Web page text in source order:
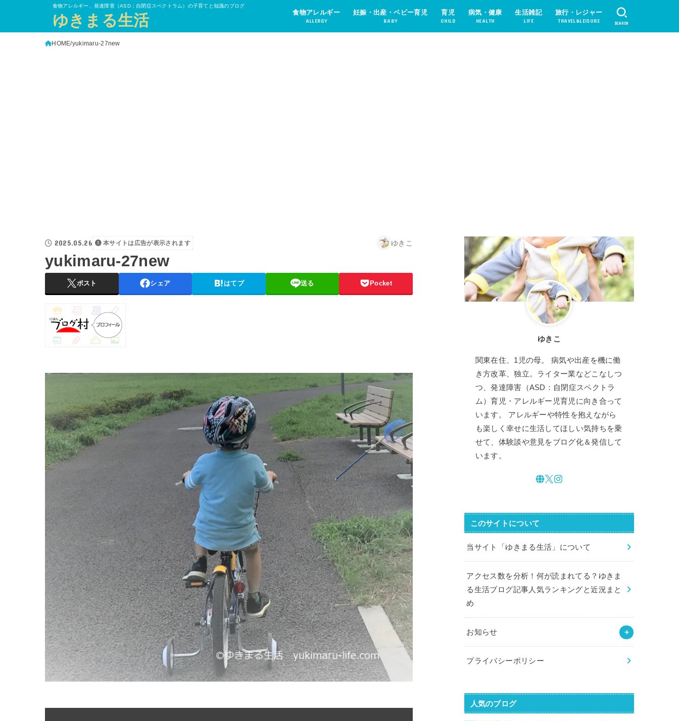
食物アレルギー、発達障害（ASD：自閉症スペクトラム）の子育てと知識のブログ
ゆきまる生活 食物アレルギー
ALLERGY
妊娠・出産・ベビー育児
BABY
育児
CHILD
病気・健康
HEALTH
生活雑記
LIFE
旅行・レジャー
TRAVEL&LEISURE SEARCH
HOME yukimaru-27new
2025.05.26 本サイトは広告が表示されます ゆきこ
yukimaru-27new
ポスト シェア はてブ 送る Pocket
ゆきこ
関東在住、1児の母。 病気や出産を機に働
き方改革、独立。ライター業などこなしつ
つ、発達障害（ASD：自閉症スペクトラ
ム）育児・アレルギー児育児に向き合って
います。 アレルギーや特性を抱えながら
も楽しく幸せに生活してほしい気持ちを乗
せて、体験談や意見をブログ化＆発信して
います。
このサイトについて
当サイト「ゆきまる生活」について
アクセス数を分析！何が読まれてる？ゆきま
る生活ブログ記事人気ランキングと近況まと
め
お知らせ
プライバシーポリシー
人気のブログ